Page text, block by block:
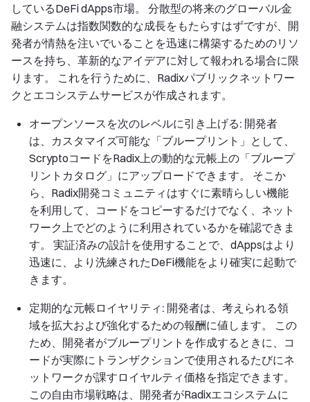
しているDeFi dApps市場。 分散型の将来のグローバル金
融システムは指数関数的な成長をもたらすはずですが、開
発者が情熱を注いでいることを迅速に構築するためのリソ
ースを持ち、革新的なアイデアに対して報われる場合に限
ります。 これを行うために、Radixパブリックネットワー
クとエコシステムサービスが作成されます。
オープンソースを次のレベルに引き上げる: 開発者
は、カスタマイズ可能な「ブループリント」として、
ScryptoコードをRadix上の動的な元帳上の「ブループ
リントカタログ」にアップロードできます。 そこか
ら、Radix開発コミュニティはすぐに素晴らしい機能
を利用して、コードをコピーするだけでなく、ネット
ワーク上でどのように利用されているかを確認できま
す。 実証済みの設計を使用することで、dAppsはより
迅速に、より洗練されたDeFi機能をより確実に起動で
きます。
定期的な元帳ロイヤリティ: 開発者は、考えられる領
域を拡大および強化するための報酬に値します。 この
ため、開発者がブループリントを作成するときに、コ
ードが実際にトランザクションで使用されるたびにネ
ットワークが課すロイヤルティ価格を指定できます。
この自由市場戦略は、開発者がRadixエコシステムに